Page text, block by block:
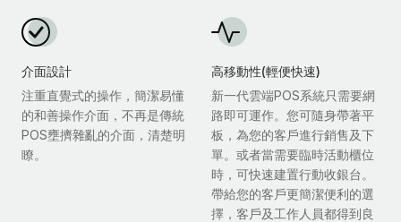
介面設計
注重直覺式的操作，簡潔易懂
的和善操作介面，不再是傳統
POS壅擠雜亂的介面，清楚明
瞭。
高移動性(輕便快速)
新一代雲端POS系統只需要網
路即可運作。您可隨身帶著平
板，為您的客戶進行銷售及下
單。或者當需要臨時活動櫃位
時，可快速建置行動收銀台。
帶給您的客戶更簡潔便利的選
擇，客戶及工作人員都得到良